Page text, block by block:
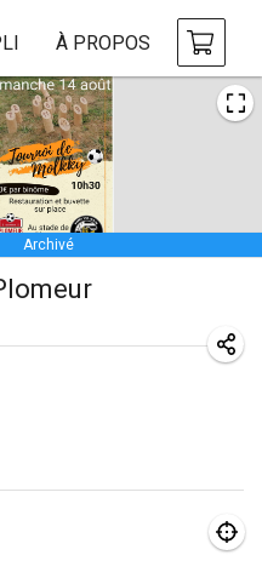
À PROPOS
Archivé
ASPTTOM
|France
|Finlande
- Doubles
open